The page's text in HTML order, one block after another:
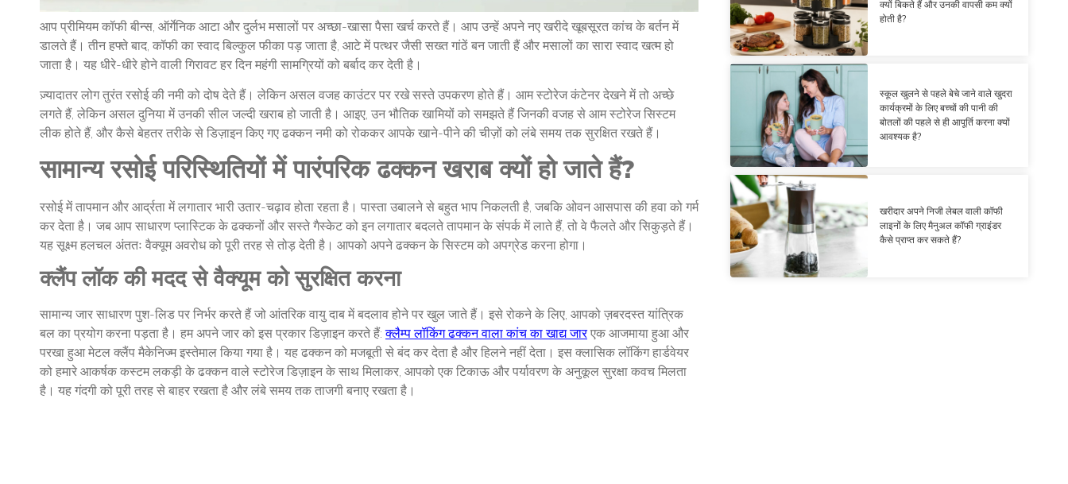
आप प्रीमियम कॉफी बीन्स, ऑर्गेनिक आटा और दुर्लभ मसालों पर अच्छा-खासा पैसा खर्च करते हैं। आप उन्हें अपने नए खरीदे खूबसूरत कांच के बर्तन में
डालते हैं। तीन हफ्ते बाद, कॉफी का स्वाद बिल्कुल फीका पड़ जाता है, आटे में पत्थर जैसी सख्त गांठें बन जाती हैं और मसालों का सारा स्वाद खत्म हो
जाता है। यह धीरे-धीरे होने वाली गिरावट हर दिन महंगी सामग्रियों को बर्बाद कर देती है।
ज़्यादातर लोग तुरंत रसोई की नमी को दोष देते हैं। लेकिन असल वजह काउंटर पर रखे सस्ते उपकरण होते हैं। आम स्टोरेज कंटेनर देखने में तो अच्छे
लगते हैं, लेकिन असल दुनिया में उनकी सील जल्दी खराब हो जाती है। आइए, उन भौतिक खामियों को समझते हैं जिनकी वजह से आम स्टोरेज सिस्टम
लीक होते हैं, और कैसे बेहतर तरीके से डिज़ाइन किए गए ढक्कन नमी को रोककर आपके खाने-पीने की चीज़ों को लंबे समय तक सुरक्षित रखते हैं।
सामान्य रसोई परिस्थितियों में पारंपरिक ढक्कन खराब क्यों हो जाते हैं?
रसोई में तापमान और आर्द्रता में लगातार भारी उतार-चढ़ाव होता रहता है। पास्ता उबालने से बहुत भाप निकलती है, जबकि ओवन आसपास की हवा को गर्म
कर देता है। जब आप साधारण प्लास्टिक के ढक्कनों और सस्ते गैस्केट को इन लगातार बदलते तापमान के संपर्क में लाते हैं, तो वे फैलते और सिकुड़ते हैं।
यह सूक्ष्म हलचल अंततः वैक्यूम अवरोध को पूरी तरह से तोड़ देती है। आपको अपने ढक्कन के सिस्टम को अपग्रेड करना होगा।
क्लैंप लॉक की मदद से वैक्यूम को सुरक्षित करना
सामान्य जार साधारण पुश-लिड पर निर्भर करते हैं जो आंतरिक वायु दाब में बदलाव होने पर खुल जाते हैं। इसे रोकने के लिए, आपको ज़बरदस्त यांत्रिक
बल का प्रयोग करना पड़ता है। हम अपने जार को इस प्रकार डिज़ाइन करते हैं:क्लैम्प लॉकिंग ढक्कन वाला कांच का खाद्य जारएक आजमाया हुआ और
परखा हुआ मेटल क्लैंप मैकेनिज्म इस्तेमाल किया गया है। यह ढक्कन को मजबूती से बंद कर देता है और हिलने नहीं देता। इस क्लासिक लॉकिंग हार्डवेयर
को हमारे आकर्षक कस्टम लकड़ी के ढक्कन वाले स्टोरेज डिज़ाइन के साथ मिलाकर, आपको एक टिकाऊ और पर्यावरण के अनुकूल सुरक्षा कवच मिलता
है। यह गंदगी को पूरी तरह से बाहर रखता है और लंबे समय तक ताजगी बनाए रखता है।
क्यों बिकते हैं और उनकी वापसी कम क्यों
होती है?
स्कूल खुलने से पहले बेचे जाने वाले खुदरा
कार्यक्रमों के लिए बच्चों की पानी की
बोतलों की पहले से ही आपूर्ति करना क्यों
आवश्यक है?
खरीदार अपने निजी लेबल वाली कॉफी
लाइनों के लिए मैनुअल कॉफी ग्राइंडर
कैसे प्राप्त कर सकते हैं?